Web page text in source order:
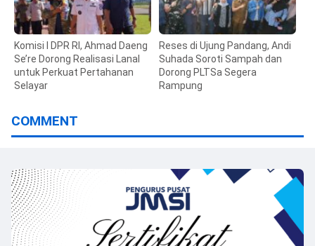
Komisi I DPR RI, Ahmad Daeng
Se’re Dorong Realisasi Lanal
untuk Perkuat Pertahanan
Selayar
Reses di Ujung Pandang, Andi
Suhada Soroti Sampah dan
Dorong PLTSa Segera
Rampung
COMMENT